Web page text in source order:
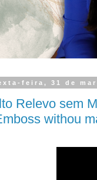
feira, 31 de
Relevo sem
withou